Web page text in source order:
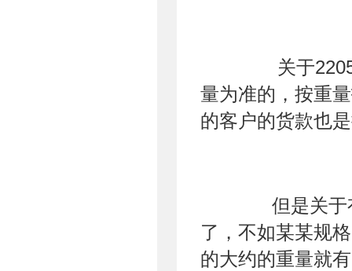
关于2205双
量为准的，按重
的客户的货款也
但是关于有
了，不如某某规
的大约的重量就